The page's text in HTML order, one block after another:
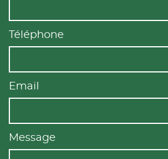
Téléphone
Email
Message